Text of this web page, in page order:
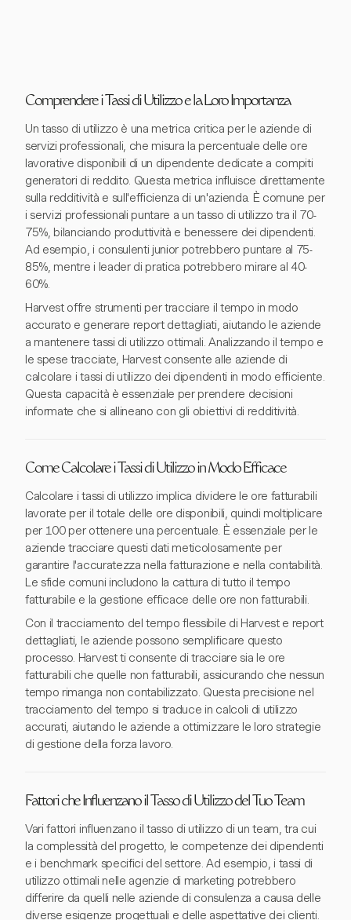
Comprendere i Tassi di Utilizzo e la Loro Importanza
Un tasso di utilizzo è una metrica critica per le aziende di
servizi professionali, che misura la percentuale delle ore
lavorative disponibili di un dipendente dedicate a compiti
generatori di reddito. Questa metrica influisce direttamente
sulla redditività e sull'efficienza di un'azienda. È comune per
i servizi professionali puntare a un tasso di utilizzo tra il 70-
75%, bilanciando produttività e benessere dei dipendenti.
Ad esempio, i consulenti junior potrebbero puntare al 75-
85%, mentre i leader di pratica potrebbero mirare al 40-
60%.
Harvest offre strumenti per tracciare il tempo in modo
accurato e generare report dettagliati, aiutando le aziende
a mantenere tassi di utilizzo ottimali. Analizzando il tempo e
le spese tracciate, Harvest consente alle aziende di
calcolare i tassi di utilizzo dei dipendenti in modo efficiente.
Questa capacità è essenziale per prendere decisioni
informate che si allineano con gli obiettivi di redditività.
Come Calcolare i Tassi di Utilizzo in Modo Efficace
Calcolare i tassi di utilizzo implica dividere le ore fatturabili
lavorate per il totale delle ore disponibili, quindi moltiplicare
per 100 per ottenere una percentuale. È essenziale per le
aziende tracciare questi dati meticolosamente per
garantire l'accuratezza nella fatturazione e nella contabilità.
Le sfide comuni includono la cattura di tutto il tempo
fatturabile e la gestione efficace delle ore non fatturabili.
Con il tracciamento del tempo flessibile di Harvest e report
dettagliati, le aziende possono semplificare questo
processo. Harvest ti consente di tracciare sia le ore
fatturabili che quelle non fatturabili, assicurando che nessun
tempo rimanga non contabilizzato. Questa precisione nel
tracciamento del tempo si traduce in calcoli di utilizzo
accurati, aiutando le aziende a ottimizzare le loro strategie
di gestione della forza lavoro.
Fattori che Influenzano il Tasso di Utilizzo del Tuo Team
Vari fattori influenzano il tasso di utilizzo di un team, tra cui
la complessità del progetto, le competenze dei dipendenti
e i benchmark specifici del settore. Ad esempio, i tassi di
utilizzo ottimali nelle agenzie di marketing potrebbero
differire da quelli nelle aziende di consulenza a causa delle
diverse esigenze progettuali e delle aspettative dei clienti.